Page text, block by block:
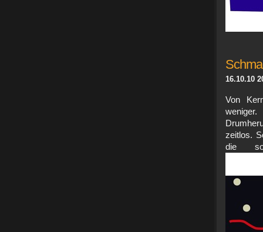
16.10.10
Von
zeitlos.
die